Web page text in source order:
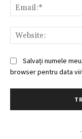
Salvați numele
browser pentru data